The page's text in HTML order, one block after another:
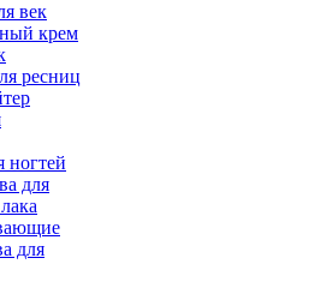
век
крем
ресниц
ногтей
для
для